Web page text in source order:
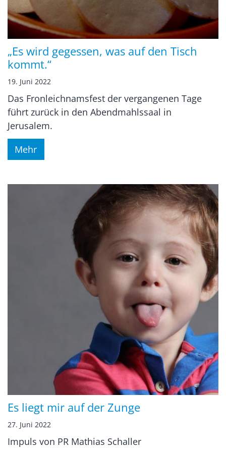
„Es wird gegessen, was auf den Tisch
kommt.“
19. Juni 2022
Das Fronleichnamsfest der vergangenen Tage
führt zurück in den Abendmahlssaal in
Jerusalem.
Mehr
Es liegt mir auf der Zunge
27. Juni 2022
Impuls von PR Mathias Schaller